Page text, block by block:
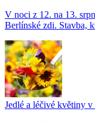
V noci z 12. na 13.
Berlínské zdi. Stavba,
Jedlé a léčivé květiny v